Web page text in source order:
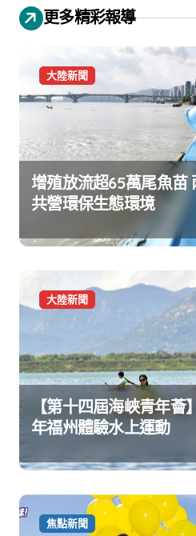
更多精彩報導
大陸新聞
增殖放流超65萬尾魚苗
共營環保生態環境
大陸新聞
【第十四屆海峽青年薈
年福州體驗水上運動
焦點新聞